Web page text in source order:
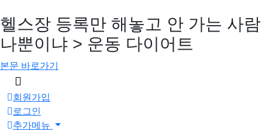
헬스장 등록만 해놓고 안 가는 사람
나뿐이냐 > 운동 다이어트
본문 바로가기
메
뉴
버
튼
회원가입
로그인
추가메뉴